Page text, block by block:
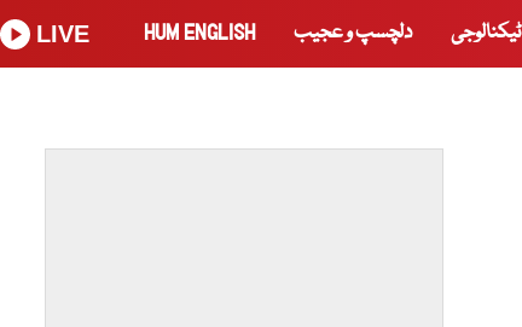
ٹیکنالوجی دلچسپ و عجیب HUM ENGLISH
LIVE